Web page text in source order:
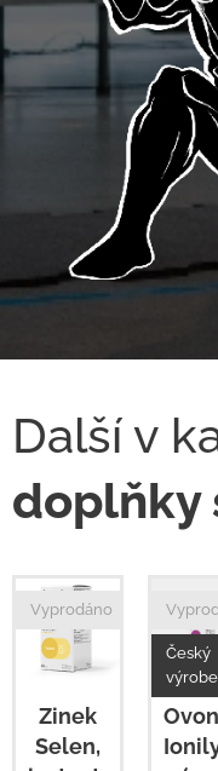
Další v
doplňky
Zinek
Selen,
Vyprodáno
Český